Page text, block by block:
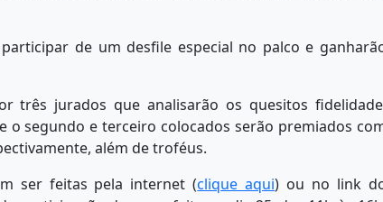
de um desfile especial no palco e
três jurados que analisarão os quesitos
o segundo e terceiro colocados serão premiados
além de troféus.
ser feitas pela internet (clique aqui) ou no link